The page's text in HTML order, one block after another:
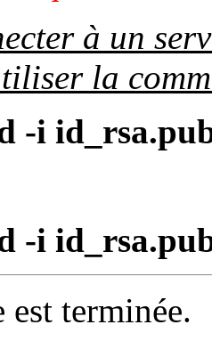
à un
la
-i
-i
est terminée.